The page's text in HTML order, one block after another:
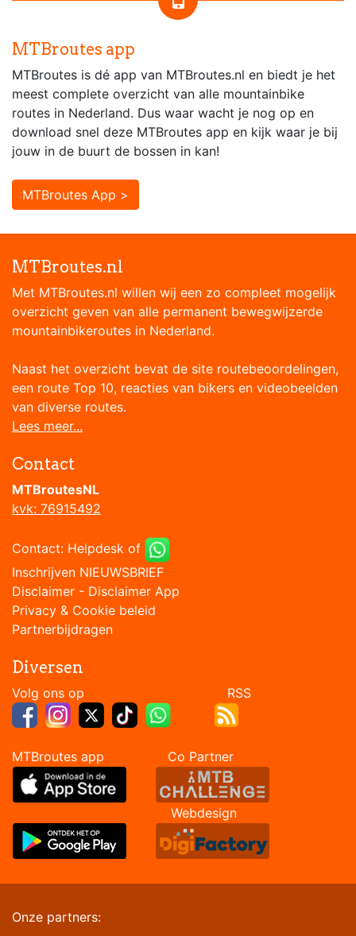
MTBroutes app
MTBroutes is dé app van MTBroutes.nl en biedt je het
meest complete overzicht van alle mountainbike
routes in Nederland. Dus waar wacht je nog op en
download snel deze MTBroutes app en kijk waar je bij
jouw in de buurt de bossen in kan!
MTBroutes App >
MTBroutes.nl
Met MTBroutes.nl willen wij een zo compleet mogelijk
overzicht geven van alle permanent bewegwijzerde
mountainbikeroutes in Nederland.
Naast het overzicht bevat de site routebeoordelingen,
een route Top 10, reacties van bikers en videobeelden
van diverse routes.
Lees meer...
Contact
MTBroutesNL
kvk: 76915492
Contact: Helpdesk of
Inschrijven NIEUWSBRIEF
Disclaimer - Disclaimer App
Privacy & Cookie beleid
Partnerbijdragen
Diversen
Volg ons op RSS
MTBroutes app Co Partner
Webdesign
Onze partners: